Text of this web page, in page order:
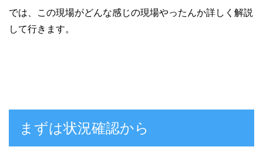
では、この現場がどんな感じの現場やったんか詳しく解説
して行きます。
まずは状況確認から